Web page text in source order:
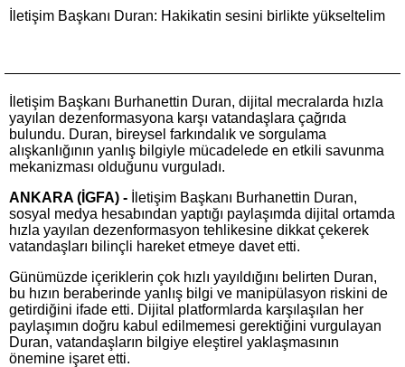
İletişim Başkanı Duran: Hakikatin sesini birlikte yükseltelim
İletişim Başkanı Burhanettin Duran, dijital mecralarda hızla
yayılan dezenformasyona karşı vatandaşlara çağrıda
bulundu. Duran, bireysel farkındalık ve sorgulama
alışkanlığının yanlış bilgiyle mücadelede en etkili savunma
mekanizması olduğunu vurguladı.
ANKARA (İGFA) -
İletişim Başkanı Burhanettin Duran,
sosyal medya hesabından yaptığı paylaşımda dijital ortamda
hızla yayılan dezenformasyon tehlikesine dikkat çekerek
vatandaşları bilinçli hareket etmeye davet etti.
Günümüzde içeriklerin çok hızlı yayıldığını belirten Duran,
bu hızın beraberinde yanlış bilgi ve manipülasyon riskini de
getirdiğini ifade etti. Dijital platformlarda karşılaşılan her
paylaşımın doğru kabul edilmemesi gerektiğini vurgulayan
Duran, vatandaşların bilgiye eleştirel yaklaşmasının
önemine işaret etti.